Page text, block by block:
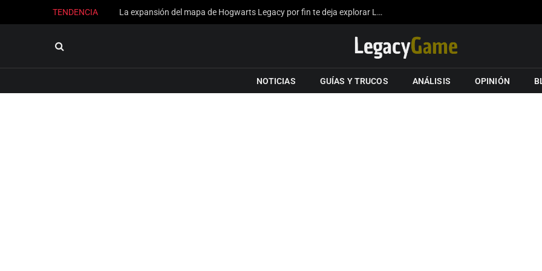
TENDENCIA La expansión del mapa de Hogwarts Legacy por fin te deja explorar Londres gracias a los fans
NOTICIAS GUÍAS Y TRUCOS ANÁLISIS OPINIÓN